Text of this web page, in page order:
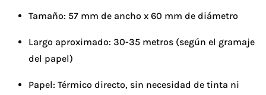
Tamaño: 57 mm de ancho x 60 mm de diámetro
Largo aproximado: 30-35 metros (según el gramaje
del papel)
Papel: Térmico directo, sin necesidad de tinta ni